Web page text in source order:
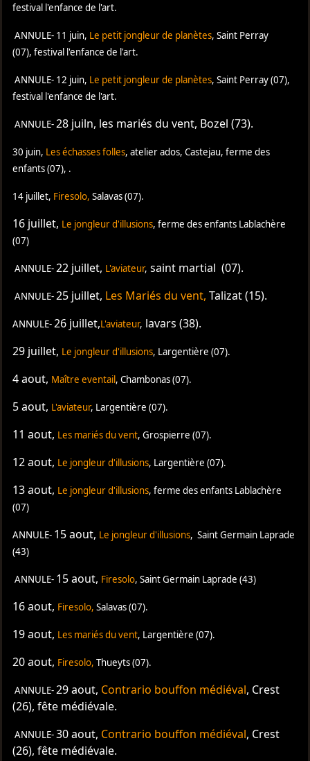
festival l'enfance de l'art.
ANNULE- 11 juin, Le petit jongleur de planètes, Saint Perray
(07), festival l'enfance de l'art.
ANNULE- 12 juin, Le petit jongleur de planètes, Saint Perray (07),
festival l'enfance de l'art.
ANNULE-28 juiln, les mariés du vent, Bozel (73).
30 juin, Les échasses folles, atelier ados, Castejau, ferme des
enfants(07), .
14 juillet, Firesolo, Salavas (07).
16 juillet, Le jongleur d'illusions, ferme des enfants Lablachère
(07)
ANNULE-22 juillet, L'aviateur, saint martial (07).
ANNULE-25 juillet, Les Mariés du vent, Talizat (15).
ANNULE-26 juillet,L'aviateur, lavars (38).
29 juillet, Le jongleur d'illusions, Largentière (07).
4 aout, Maître eventail, Chambonas (07).
5 aout, L'aviateur, Largentière (07).
11 aout, Les mariés du vent, Grospierre (07).
12 aout, Le jongleur d'illusions, Largentière (07).
13 aout, Le jongleur d'illusions, ferme des enfants Lablachère
(07)
ANNULE- 15 aout, Le jongleur d'illusions, Saint Germain Laprade
(43)
ANNULE- 15 aout, Firesolo, Saint Germain Laprade (43)
16 aout, Firesolo, Salavas (07).
19 aout, Les mariés du vent, Largentière (07).
20 aout, Firesolo, Thueyts (07).
ANNULE-29 aout, Contrario bouffon médiéval, Crest
(26), fête médiévale.
ANNULE-30 aout, Contrario bouffon médiéval, Crest
(26), fête médiévale.